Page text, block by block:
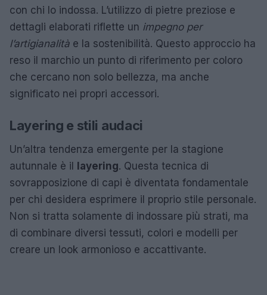
con chi lo indossa. L’utilizzo di pietre preziose e
dettagli elaborati riflette un impegno per
l’artigianalità e la sostenibilità. Questo approccio ha
reso il marchio un punto di riferimento per coloro
che cercano non solo bellezza, ma anche
significato nei propri accessori.
Layering e stili audaci
Un’altra tendenza emergente per la stagione
autunnale è il layering. Questa tecnica di
sovrapposizione di capi è diventata fondamentale
per chi desidera esprimere il proprio stile personale.
Non si tratta solamente di indossare più strati, ma
di combinare diversi tessuti, colori e modelli per
creare un look armonioso e accattivante.